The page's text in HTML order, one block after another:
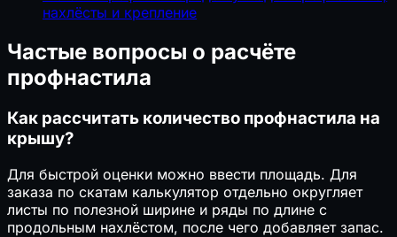
нахлёсты и крепление
Частые вопросы о расчёте
профнастила
Как рассчитать количество профнастила на
крышу?
Для быстрой оценки можно ввести площадь. Для
заказа по скатам калькулятор отдельно округляет
листы по полезной ширине и ряды по длине с
продольным нахлёстом, после чего добавляет запас.